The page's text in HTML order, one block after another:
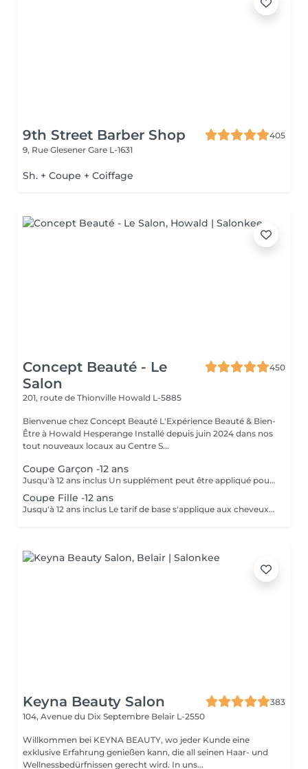
9th Street Barber Shop
405
9, Rue Glesener Gare L-1631
Sh. + Coupe + Coiffage
Concept Beauté - Le
Salon
450
201, route de Thionville Howald L-5885
Bienvenue chez Concept Beauté L'Expérience Beauté & Bien-
Être à Howald Hesperange Installé depuis juin 2024 dans nos
tout nouveaux locaux au Centre S...
Coupe Garçon -12 ans
Jusqu'à 12 ans inclus Un supplément peut être appliqué pour les cheveux très longs, très épais ou nécessitant un temps de travail supplémentaire.
Coupe Fille -12 ans
Jusqu'à 12 ans inclus Le tarif de base s'applique aux cheveux courts à mi-longs. Un supplément peut être appliqué pour les cheveux très longs, très épais ou nécessitant un temps de travail supplémentaire.
Keyna Beauty Salon
383
104, Avenue du Dix Septembre Belair L-2550
Willkommen bei KEYNA BEAUTY, wo jeder Kunde eine
exklusive Erfahrung genießen kann, die all seinen Haar- und
Wellnessbedürfnissen gerecht wird. In uns...